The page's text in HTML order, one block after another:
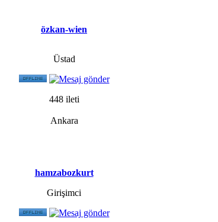
özkan-wien
Üstad
448 ileti
Ankara
hamzabozkurt
Girişimci